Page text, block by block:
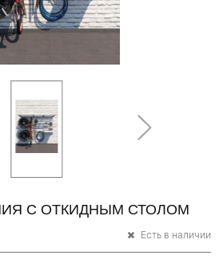
С ОТКИДНЫМ СТОЛОМ
Есть в наличии